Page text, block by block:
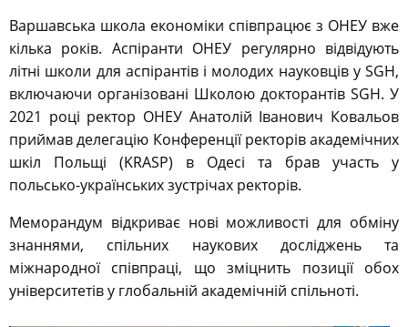
Варшавська школа економіки співпрацює з ОНЕУ вже
кілька років. Аспіранти ОНЕУ регулярно відвідують
літні школи для аспірантів і молодих науковців у SGH,
включаючи організовані Школою докторантів SGH. У
2021 році ректор ОНЕУ Анатолій Іванович Ковальов
приймав делегацію Конференції ректорів академічних
шкіл Польщі (KRASP) в Одесі та брав участь у
польсько-українських зустрічах ректорів.
Меморандум відкриває нові можливості для обміну
знаннями, спільних наукових досліджень та
міжнародної співпраці, що зміцнить позиції обох
університетів у глобальній академічній спільноті.